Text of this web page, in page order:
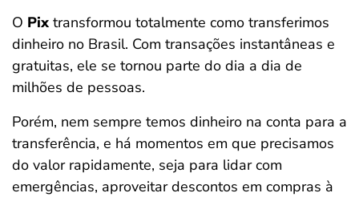
O Pix transformou totalmente como transferimos
dinheiro no Brasil. Com transações instantâneas e
gratuitas, ele se tornou parte do dia a dia de
milhões de pessoas.
Porém, nem sempre temos dinheiro na conta para a
transferência, e há momentos em que precisamos
do valor rapidamente, seja para lidar com
emergências, aproveitar descontos em compras à